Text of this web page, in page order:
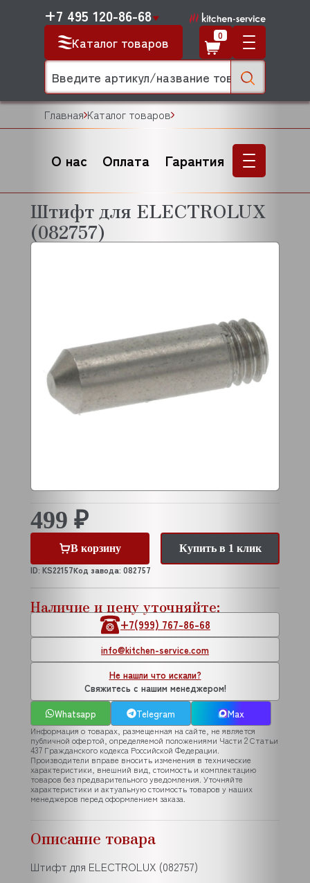
Каталог товаров
+7 495 120-86-68
0
Главная Каталог товаров
О нас Оплата Гарантия
Штифт для ELECTROLUX
(082757)
499 ₽
В корзину
Купить в 1 клик
ID: KS22157Код завода: 082757
Наличие и цену уточняйте:
+7(999) 767-86-68
info@kitchen-service.com
Не нашли что искали?
Свяжитесь с нашим менеджером!
Whatsapp
Telegram Max
Информация о товарах, размещенная на сайте, не является
публичной офертой, определяемой положениями Части 2 Статьи
437 Гражданского кодекса Российской Федерации.
Производители вправе вносить изменения в технические
характеристики, внешний вид, стоимость и комплектацию
товаров без предварительного уведомления. Уточняйте
характеристики и актуальную стоимость товаров у наших
менеджеров перед оформлением заказа.
Описание товара
Штифт для ELECTROLUX (082757)